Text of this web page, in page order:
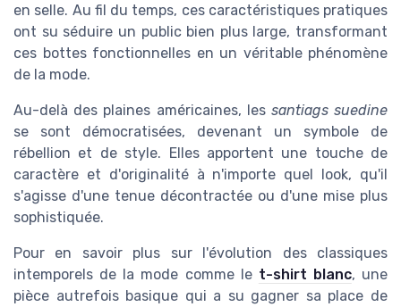
en selle. Au fil du temps, ces caractéristiques pratiques
ont su séduire un public bien plus large, transformant
ces bottes fonctionnelles en un véritable phénomène
de la mode.
Au-delà des plaines américaines, les santiags suedine
se sont démocratisées, devenant un symbole de
rébellion et de style. Elles apportent une touche de
caractère et d'originalité à n'importe quel look, qu'il
s'agisse d'une tenue décontractée ou d'une mise plus
sophistiquée.
Pour en savoir plus sur l'évolution des classiques
intemporels de la mode comme le t-shirt blanc, une
pièce autrefois basique qui a su gagner sa place de